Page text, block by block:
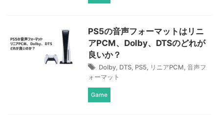
PS5の音声フォーマットはリニ
アPCM、Dolby、DTSのどれが
良いか？
Dolby, DTS, PS5, リニアPCM, 音声フ
ォーマット
Game